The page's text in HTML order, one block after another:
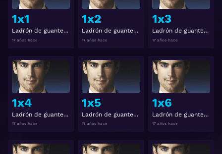
1x1
Ladrón de guante blanco Temporada 1 Capitulo 1
17 años hace
1x2
Ladrón de guante blanco Temporada 1 Capitulo 2
17 años hace
1x3
Ladrón de guante blanco Temporada 1 Capitulo 3
17 años hace
1x4
Ladrón de guante blanco Temporada 1 Capitulo 4
17 años hace
Ver
1x5
Ladrón de guante blanco Temporada 1 Capitulo 5
17 años hace
Ver
1x6
Ladrón de guante blanco Temporada 1 Capitulo 6
17 años hace
Ver Ver